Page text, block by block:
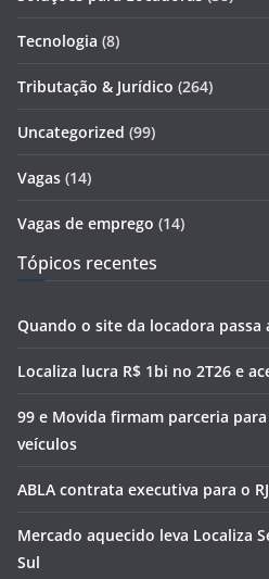
Tecnologia (8)
Tributação & Jurídico (264)
Uncategorized (99)
Vagas (14)
Vagas de emprego (14)
Tópicos recentes
Quando o site da locadora passa
Localiza lucra R$ 1bi no 2T26 e
99 e Movida firmam parceria
veículos
ABLA contrata executiva para o RJ
Mercado aquecido leva Localiza
Sul